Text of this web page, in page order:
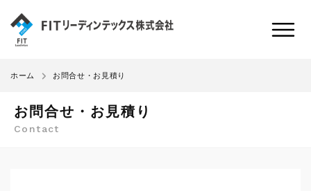
ホーム お問合せ・お見積り
お問合せ・お見積り
Contact